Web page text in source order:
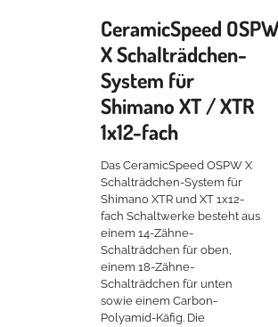
CeramicSpeed
X Schalträdchen-
System für
Shimano XT / XTR
1x12-fach
Das CeramicSpeed OSPW X
Schalträdchen-System für
Shimano XTR und XT 1x12-
fach Schaltwerke besteht aus
einem 14-Zähne-
Schalträdchen für oben,
einem 18-Zähne-
Schalträdchen für unten
sowie einem Carbon-
Polyamid-Käfig. Die